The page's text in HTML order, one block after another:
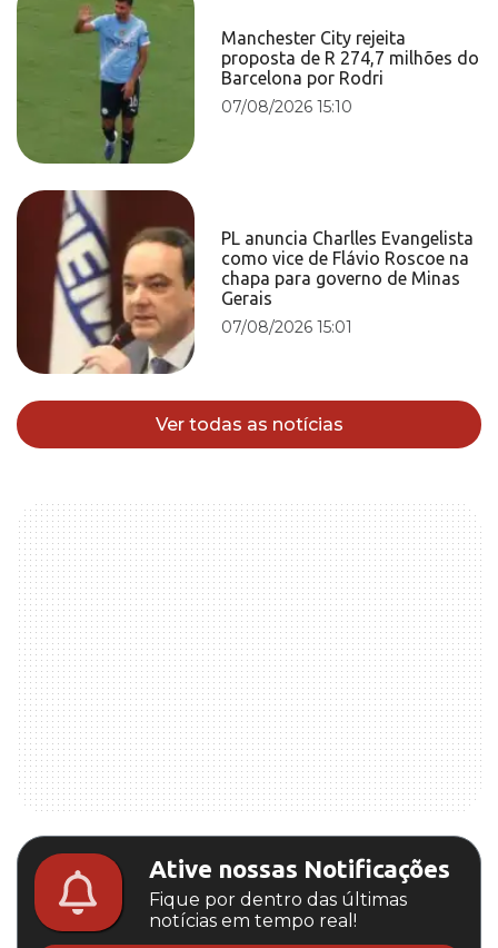
Manchester City rejeita
proposta de R 274,7 milhões do
Barcelona por Rodri
07/08/2026 15:10
PL anuncia Charlles Evangelista
como vice de Flávio Roscoe na
chapa para governo de Minas
Gerais
07/08/2026 15:01
Ver todas as notícias
Ative nossas Notificações
Fique por dentro das últimas
notícias em tempo real!